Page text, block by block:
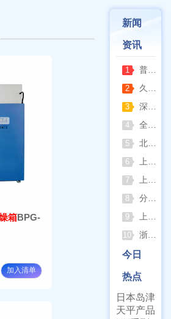
箱BPG-
加入清单
新闻
资讯
1 普通烘箱和耐腐蚀烘箱区分
2 久兴医疗高压蒸汽灭菌器：制药科研灭菌的可靠之选
3 深那静音超声波清洗仪：科研洁净新标准，安静高效更安心
4 全自动凯氏定氮仪测定焦炭中氮 上海纤检助力焦化行业精准检测
5 北京六一电泳仪完整选型指南（分电泳槽 + 电源两大模块，按实验场景直接匹配）
6 上海仪电吸光光度法和荧光分析法的异同
7 上海佑科GC-7860系列网络化气相色谱仪
8 分清生物安全柜与洁净工作台 苏州安泰科普两类设备差异
9 上海申安灭菌器外排、内排与干燥功能全解析
10 浙江孚夏：打造合规可靠的实验室洁净装备
今日
热点
日本岛津
天平产品